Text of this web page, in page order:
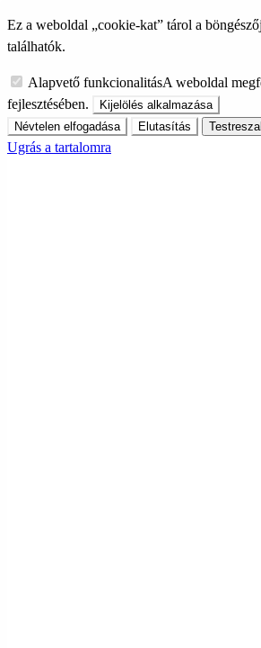
Ez a weboldal „cookie-kat” tárol a
találhatók.
Alapvető funkcionalitásA weboldal
fejlesztésében.
Kijelölés alkalmazása
Névtelen elfogadása
Elutasítás
Ugrás a tartalomra